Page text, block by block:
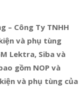
– Công Ty TNHH
và phụ tùng
Lektra, Siba và
gồm NOP và
và phụ tùng của